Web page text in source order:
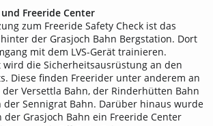
Freeride Center
zum Freeride Safety Check ist das
der Grasjoch Bahn Bergstation. Dort
mit dem LVS-Gerät trainieren.
wird die Sicherheitsausrüstung an den
Diese finden Freerider unter anderem an
der Versettla Bahn, der Rinderhütten Bahn
der Sennigrat Bahn. Darüber hinaus wurde
Grasjoch Bahn ein Freeride Center